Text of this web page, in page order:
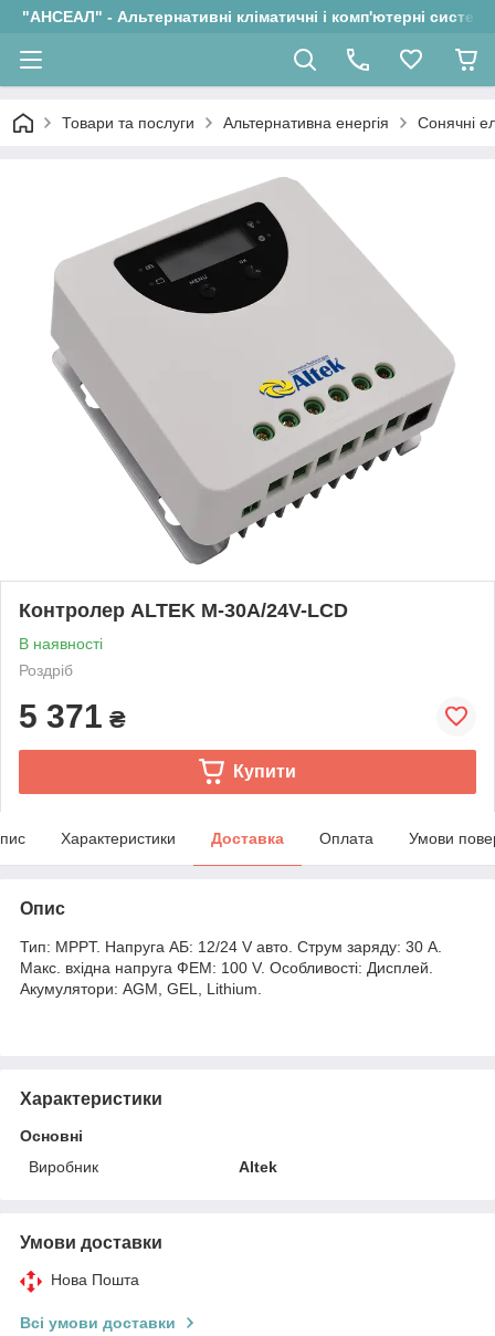
"АНСЕАЛ" - Альтернативні кліматичні і комп'ютерні системи
Товари та послуги Альтернативна енергія Сонячні
Контролер ALTEK M-30А/24V-LCD
В наявності
Роздріб
5 371 ₴
Купити
Характеристики Доставка Оплата Умови
Опис
Тип: MPPT. Напруга АБ: 12/24 V авто. Струм заряду: 30 А.
Макс. вхідна напруга ФЕМ: 100 V. Особливості: Дисплей.
Акумулятори: AGM, GEL, Lithium.
Характеристики
Основні
Виробник
Altek
Умови доставки
Нова Пошта
Всі умови доставки